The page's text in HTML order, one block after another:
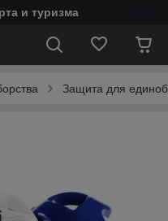
и туризма
Защита для